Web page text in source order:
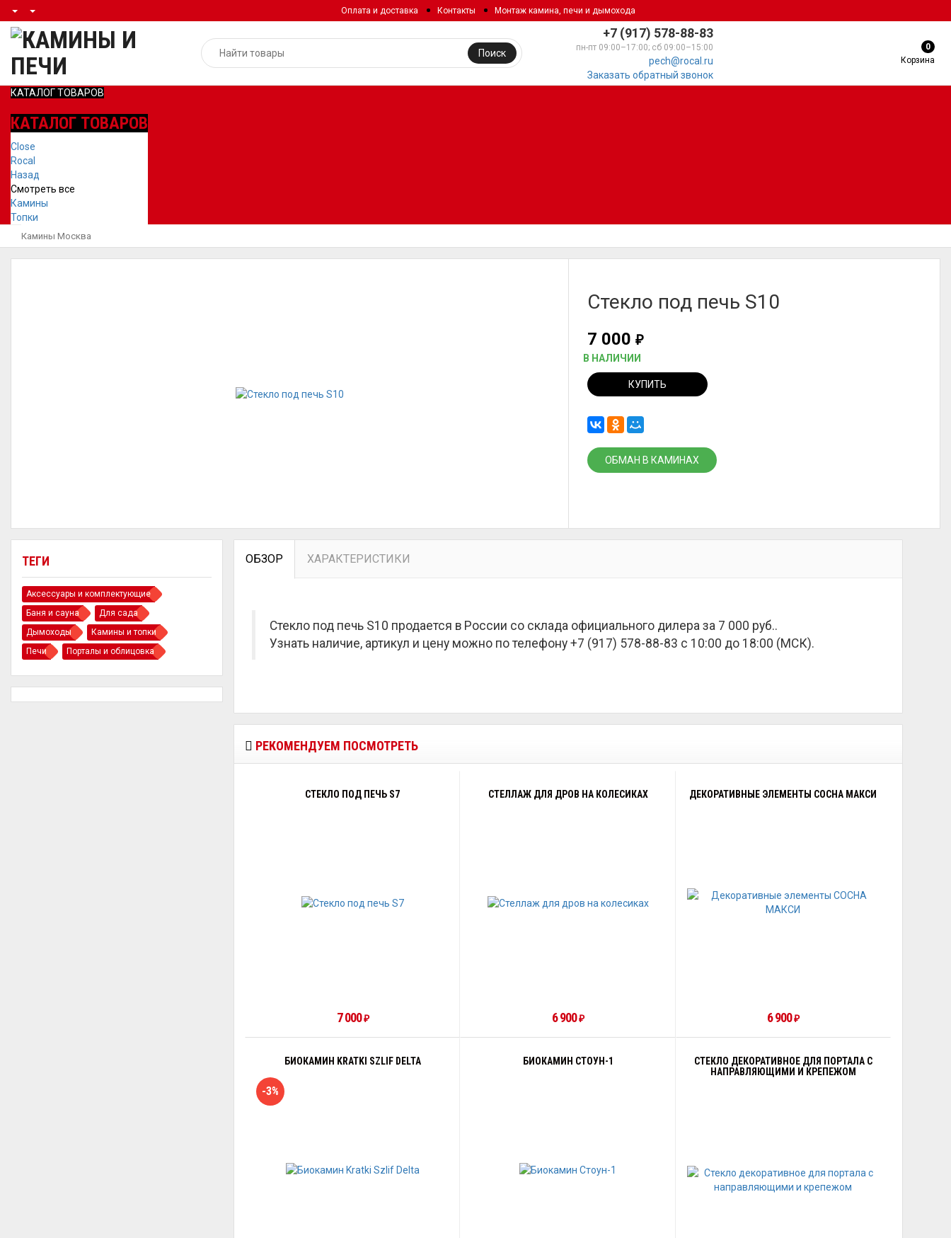
Оплата и доставка Контакты Монтаж камина, печи и дымохода
+7 (917) 578-88-83
пн-пт 09:00–17:00; сб 09:00–15:00
pech@rocal.ru
Заказать обратный звонок
Поиск
0
Корзина
КАТАЛОГ ТОВАРОВ
КАТАЛОГ ТОВАРОВ
Close
Rocal
Назад
Смотреть все
Камины
Топки
Камины Москва
Стекло под печь S10
7 000₽
В НАЛИЧИИ
КУПИТЬ
ОБМАН В КАМИНАХ
ТЕГИ
Аксессуары и комплектующие
Баня и сауна
Для сада
Дымоходы
Камины и топки
Печи
Порталы и облицовка
ОБЗОР ХАРАКТЕРИСТИКИ
Стекло под печь S10 продается в России со склада официального дилера за 7 000 руб..
Узнать наличие, артикул и цену можно по телефону +7 (917) 578-88-83 с 10:00 до 18:00 (МСК).
РЕКОМЕНДУЕМ ПОСМОТРЕТЬ
СТЕКЛО ПОД ПЕЧЬ S7
7 000₽
CТЕЛЛАЖ ДЛЯ ДРОВ НА КОЛЕСИКАХ
6 900₽
ДЕКОРАТИВНЫЕ ЭЛЕМЕНТЫ СОСНА МАКСИ
6 900₽
БИОКАМИН KRATKI SZLIF DELTA
-3%
БИОКАМИН СТОУН-1
СТЕКЛО ДЕКОРАТИВНОЕ ДЛЯ ПОРТАЛА С
НАПРАВЛЯЮЩИМИ И КРЕПЕЖОМ